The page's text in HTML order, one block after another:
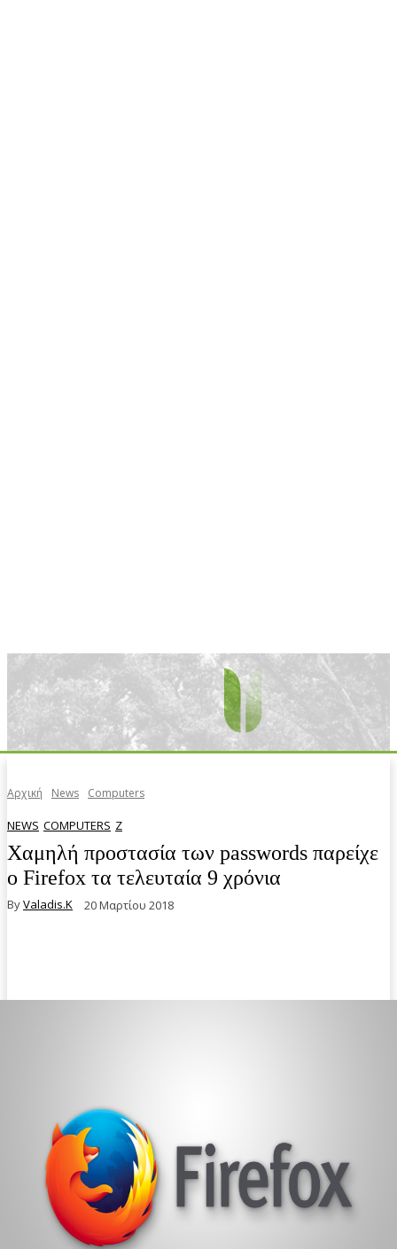
Αρχική News Computers
NEWS COMPUTERS Z
Χαμηλή προστασία των passwords παρείχε
ο Firefox τα τελευταία 9 χρόνια
ByValadis.k 20 Μαρτίου 2018